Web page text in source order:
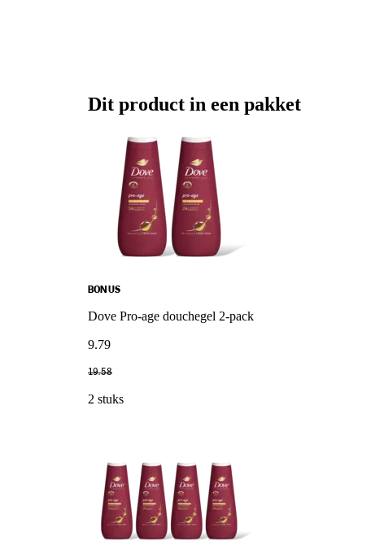
Dit product in een pakket
BONUS
Dove Pro-age douchegel 2-pack
9.79
19.58
2 stuks